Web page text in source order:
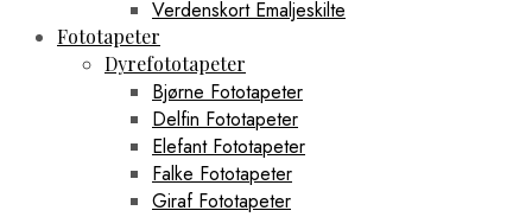
Verdenskort Emaljeskilte
Fototapeter
Dyrefototapeter
Bjørne Fototapeter
Delfin Fototapeter
Elefant Fototapeter
Falke Fototapeter
Giraf Fototapeter